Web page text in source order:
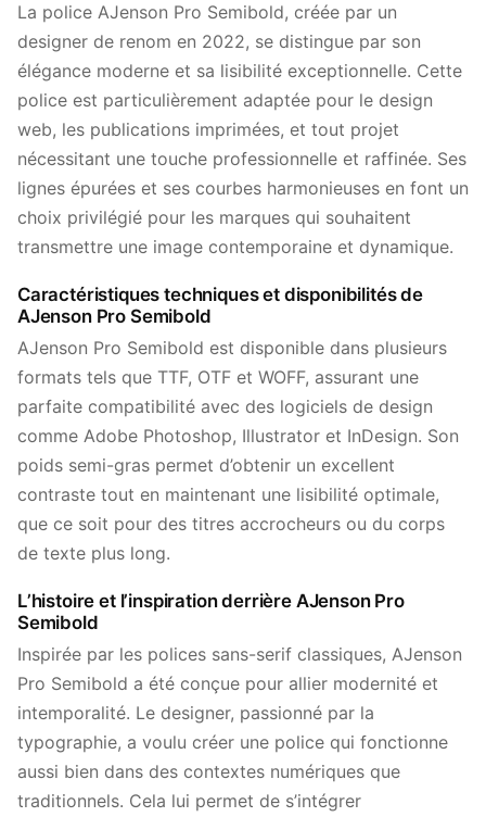
La police AJenson Pro Semibold, créée par un
designer de renom en 2022, se distingue par son
élégance moderne et sa lisibilité exceptionnelle. Cette
police est particulièrement adaptée pour le design
web, les publications imprimées, et tout projet
nécessitant une touche professionnelle et raffinée. Ses
lignes épurées et ses courbes harmonieuses en font un
choix privilégié pour les marques qui souhaitent
transmettre une image contemporaine et dynamique.
Caractéristiques techniques et disponibilités de
AJenson Pro Semibold
AJenson Pro Semibold est disponible dans plusieurs
formats tels que TTF, OTF et WOFF, assurant une
parfaite compatibilité avec des logiciels de design
comme Adobe Photoshop, Illustrator et InDesign. Son
poids semi-gras permet d’obtenir un excellent
contraste tout en maintenant une lisibilité optimale,
que ce soit pour des titres accrocheurs ou du corps
de texte plus long.
L’histoire et l’inspiration derrière AJenson Pro
Semibold
Inspirée par les polices sans-serif classiques, AJenson
Pro Semibold a été conçue pour allier modernité et
intemporalité. Le designer, passionné par la
typographie, a voulu créer une police qui fonctionne
aussi bien dans des contextes numériques que
traditionnels. Cela lui permet de s’intégrer